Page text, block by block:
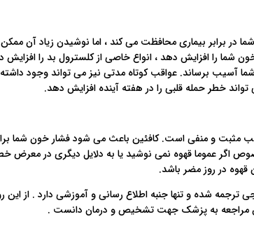
در برابر بیماری محافظت می کند ، اما نوشیدن زیاد آن
شما را افزایش دهد ، انواع خاصی از کلسترول بد را
شما آسیب برساند. عواقب کوتاه مدتی نیز می تواند وجود
خطر حمله قلبی را در هفته آینده افزایش دهد.
مثبت و منفی است. کافئین باعث می شود فشار خون شما
اگر عموما قهوه نمی نوشید یا به دلایل دیگری در معرض
در روز مضر باشد.
ترجمه شده و تنها جنبه اطلاع رسانی و آموزشی دارد . از
مراجعه به پزشک جهت تشخیص و درمان دانست .